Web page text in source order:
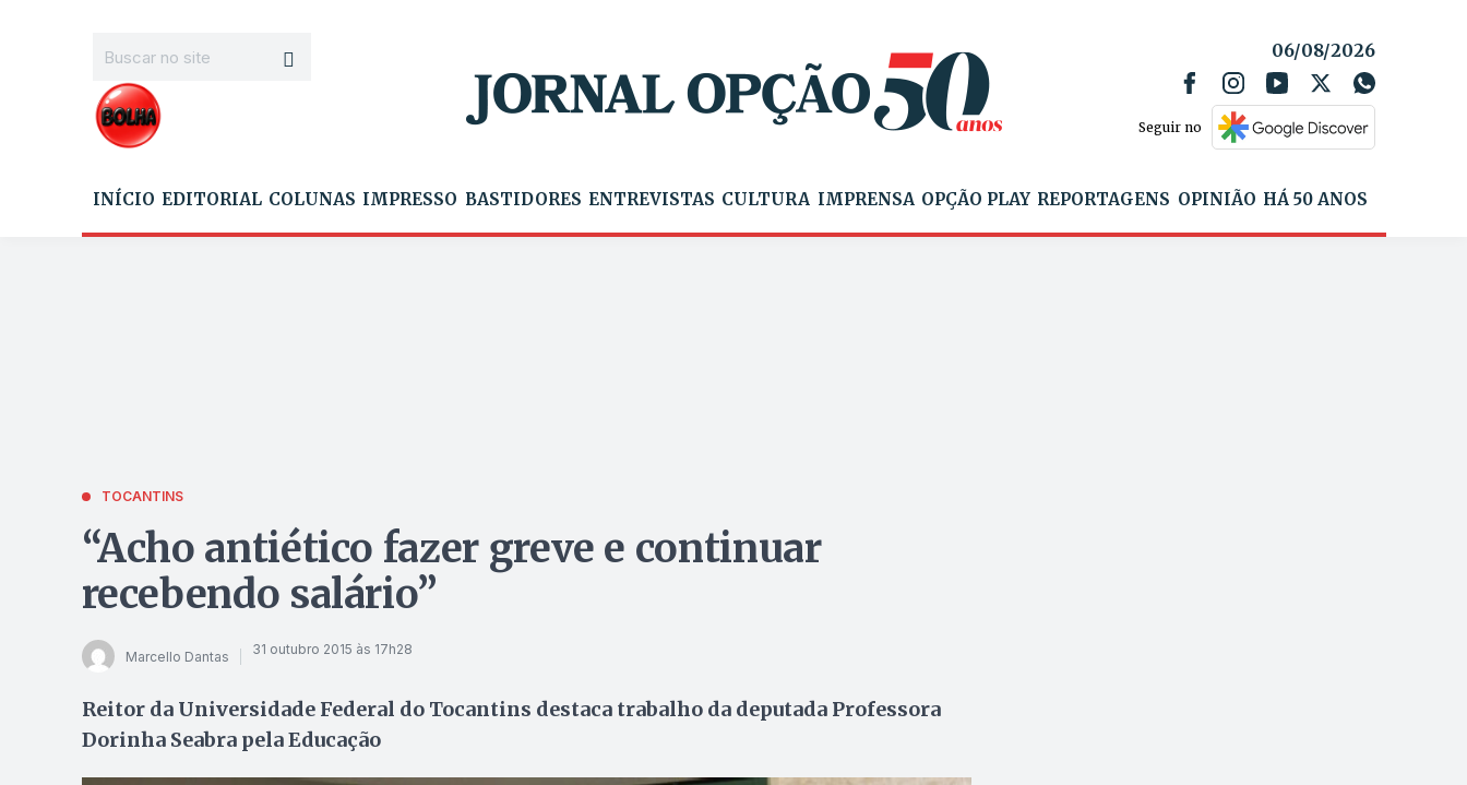
06/08/2026
Seguir no
INÍCIO EDITORIAL COLUNAS IMPRESSO BASTIDORES ENTREVISTAS CULTURA IMPRENSA OPÇÃO PLAY REPORTAGENS OPINIÃO HÁ 50 ANOS
TOCANTINS
“Acho antiético fazer greve e continuar
recebendo salário”
Marcello Dantas 31 outubro 2015 às 17h28
Reitor da Universidade Federal do Tocantins destaca trabalho da deputada Professora
Dorinha Seabra pela Educação